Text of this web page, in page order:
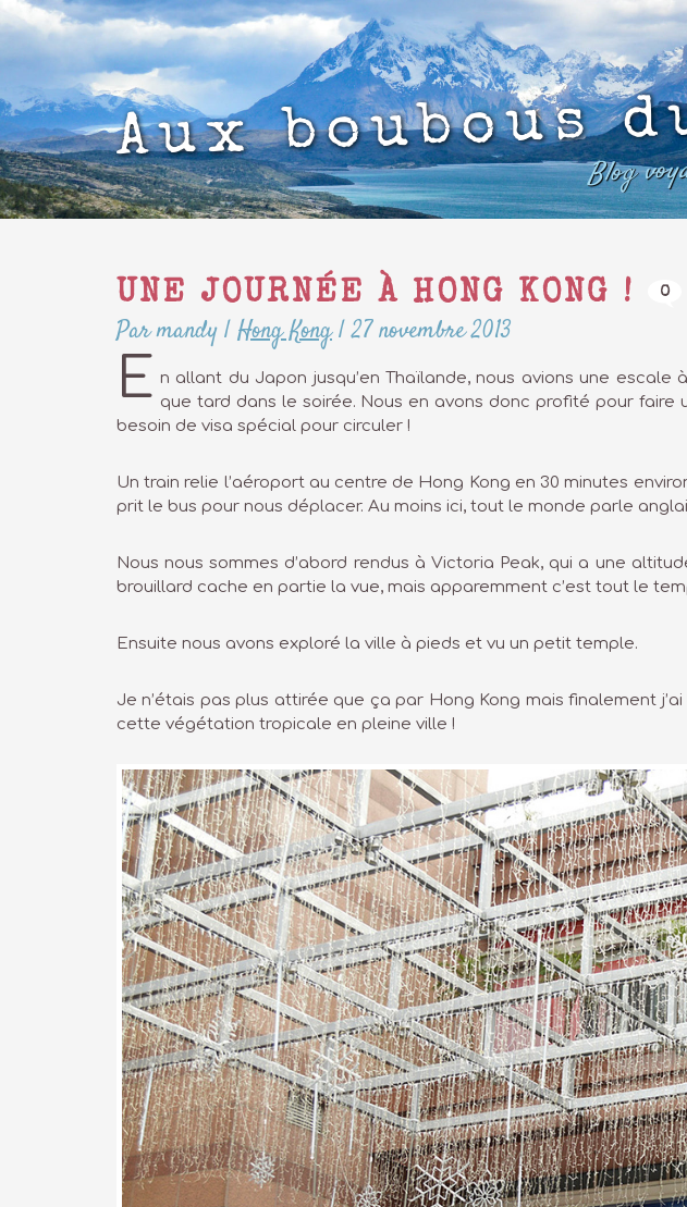
Aux boubousBlog
UNE JOURNÉE À HONG KONG ! 0
Par mandy|Hong Kong|27 novembre 2013
E n allant du Japon jusqu’en Thaïlande, nous avions une
que tard dans le soirée. Nous en avons donc profité pour faire
besoin de visa spécial pour circuler !
Un train relie l’aéroport au centre de Hong Kong en 30 minutes
prit le bus pour nous déplacer. Au moins ici, tout le monde parle
Nous nous sommes d’abord rendus à Victoria Peak, qui a une
brouillard cache en partie la vue, mais apparemment c’est tout le
Ensuite nous avons exploré la ville à pieds et vu un petit temple.
Je n’étais pas plus attirée que ça par Hong Kong mais finalement
cette végétation tropicale en pleine ville !